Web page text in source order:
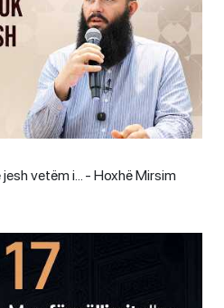
vetëm i… - Hoxhë Mirsim